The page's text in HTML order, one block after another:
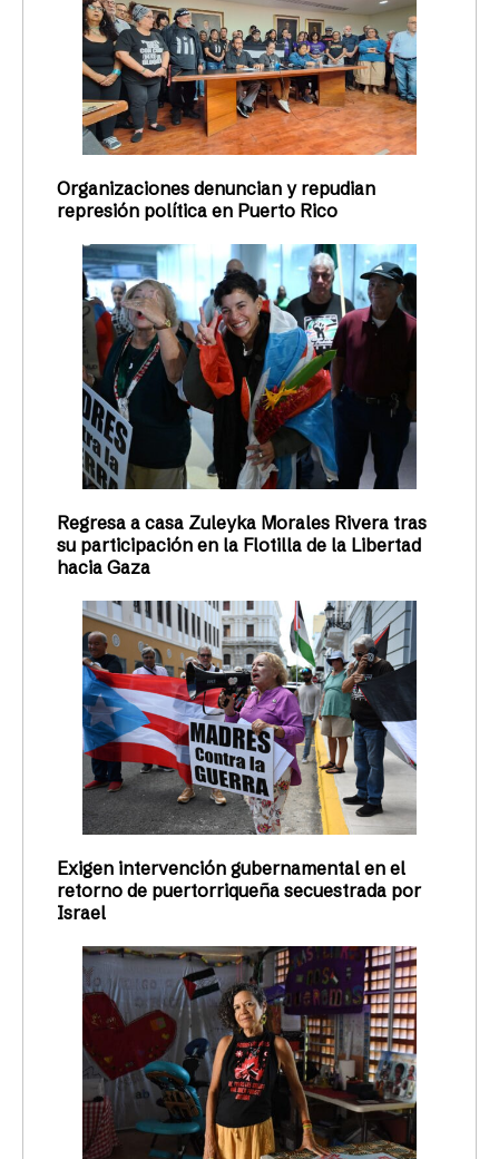
Organizaciones denuncian y repudian
represión política en Puerto Rico
Regresa a casa Zuleyka Morales Rivera tras
su participación en la Flotilla de la Libertad
hacia Gaza
Exigen intervención gubernamental en el
retorno de puertorriqueña secuestrada por
Israel